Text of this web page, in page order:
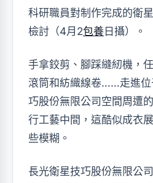
科研職員對制作完成的衛
檢討（4月2包養 日攝）。
手拿鉸剪、腳踩縫紉機，
滾筒和紡織線卷……走進位
巧股份無限公司空間周遭
行工藝中間，這酷似成衣
些模糊。
長光衛星技巧股份無限公